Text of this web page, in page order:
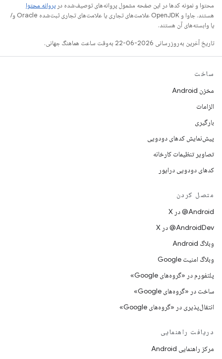
محتوا و نمونه کدها در این صفحه مشمول پروانه‌های توصیف‌شده در پروانه محتوا
هستند. جاوا و OpenJDK علامت‌های تجاری یا علامت‌های تجاری ثبت‌شده Oracle و/
یا وابسته‌های آن هستند.
تاریخ آخرین به‌روزرسانی 2026-06-22 به‌وقت ساعت هماهنگ جهانی.
ساخت
مخزن Android
الزامات
بارگیری
پیش‌نمایش کدهای دودویی
تصاویر تنظیمات کارخانه
کدهای دودویی درایور
متصل کردن
‫‎@Android در X
‫‎@AndroidDev در X
وبلاگ Android
وبلاگ امنیت Google
پلتفورم در «گروه‌های Google»
ساخت در «گروه‌های Google»
انتقال‌پذیری در «گروه‌های Google»
دریافت راهنمایی
مرکز راهنمایی Android